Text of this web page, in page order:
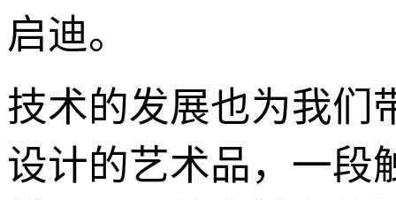
启迪。
技术的发展也为我们
设计的艺术品，一段